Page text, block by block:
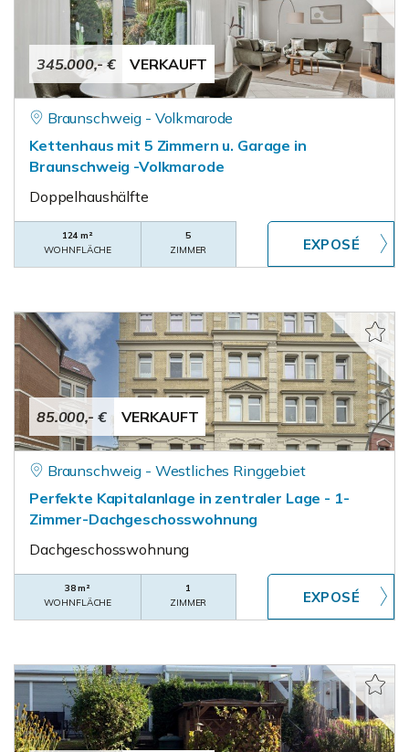
345.000,- € VERKAUFT
Braunschweig - Volkmarode
Kettenhaus mit 5 Zimmern u. Garage in
Braunschweig -Volkmarode
Doppelhaushälfte
124 m²
WOHNFLÄCHE
5
ZIMMER
85.000,- € VERKAUFT
Braunschweig - Westliches Ringgebiet
Perfekte Kapitalanlage in zentraler Lage - 1-
Zimmer-Dachgeschosswohnung
Dachgeschosswohnung
38 m²
WOHNFLÄCHE
1
ZIMMER